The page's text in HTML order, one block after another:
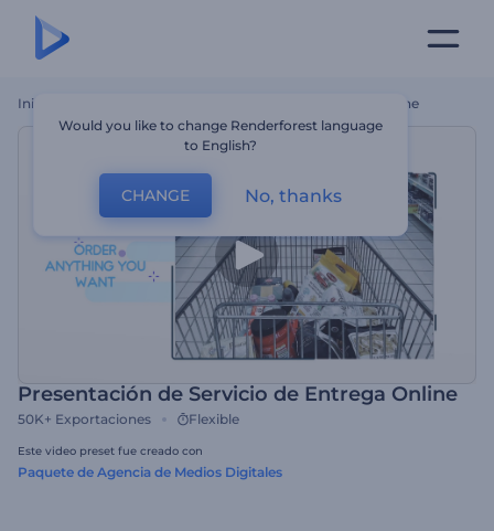
Inicio Presentación De Servicio De Entrega Online
Presentación de Servicio de Entrega Online
50K+ Exportaciones Flexible
Este video preset fue creado con
Paquete de Agencia de Medios Digitales
Would you like to change Renderforest language
to English?
CHANGE No, thanks